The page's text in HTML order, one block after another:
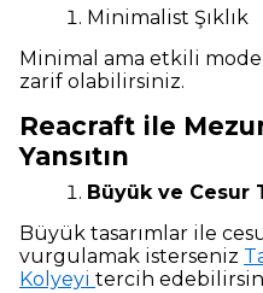
Minimalist Şıklık
Minimal ama etkili
zarif olabilirsiniz.
Reacraft ile
Yansıtın
Büyük ve Cesur
Büyük tasarımlar ile
vurgulamak isterseniz
Kolyeyi tercih